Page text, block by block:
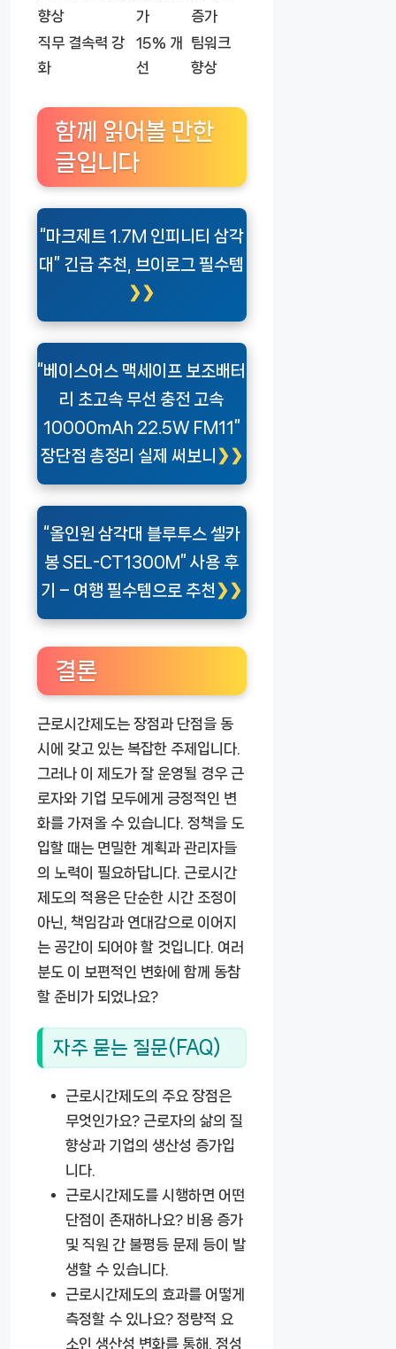
향상
가
증가
직무 결속력 강
화
15% 개
선
팀워크
향상
함께 읽어볼 만한
글입니다
“마크제트 1.7M 인피니티 삼각
대” 긴급 추천, 브이로그 필수템
“베이스어스 맥세이프 보조배터
리 초고속 무선 충전 고속
10000mAh 22.5W FM11”
장단점 총정리 실제 써보니
“올인원 삼각대 블루투스 셀카
봉 SEL-CT1300M” 사용 후
기 – 여행 필수템으로 추천
결론
근로시간제도는 장점과 단점을 동
시에 갖고 있는 복잡한 주제입니다.
그러나 이 제도가 잘 운영될 경우 근
로자와 기업 모두에게 긍정적인 변
화를 가져올 수 있습니다. 정책을 도
입할 때는 면밀한 계획과 관리자들
의 노력이 필요하답니다. 근로시간
제도의 적용은 단순한 시간 조정이
아닌, 책임감과 연대감으로 이어지
는 공간이 되어야 할 것입니다. 여러
분도 이 보편적인 변화에 함께 동참
할 준비가 되었나요?
자주 묻는 질문(FAQ)
근로시간제도의 주요 장점은
무엇인가요? 근로자의 삶의 질
향상과 기업의 생산성 증가입
니다.
근로시간제도를 시행하면 어떤
단점이 존재하나요? 비용 증가
및 직원 간 불평등 문제 등이 발
생할 수 있습니다.
근로시간제도의 효과를 어떻게
측정할 수 있나요? 정량적 요
소인 생산성 변화를 통해, 정성